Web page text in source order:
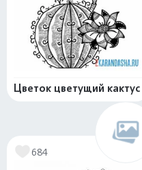
Цветок цветущий кактус
684